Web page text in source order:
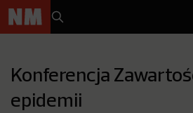
Konferencja
epidemii